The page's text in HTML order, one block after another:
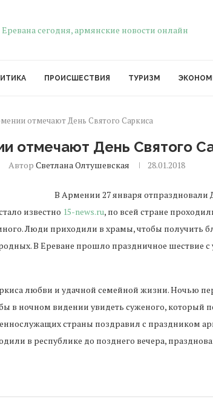
ПРОИСШЕСТВИЯ ТУРИЗМ
отмечают День Святого Саркиса
отмечают День Святого
Автор Светлана Олтушевская 28.01.2018
В Армении 27 января отпраздновали
известно 15-news.ru, по всей стране
Люди приходили в храмы, чтобы получить
В Ереване прошло праздничное шествие с
любви и удачной семейной жизни. Ночью
в ночном видении увидеть суженого, который
страны поздравил с праздником
в республике до позднего вечера,